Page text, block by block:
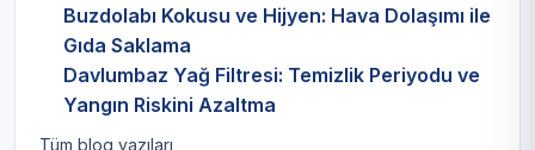
Buzdolabı Kokusu ve Hijyen: Hava Dolaşımı ile
Gıda Saklama
Davlumbaz Yağ Filtresi: Temizlik Periyodu ve
Yangın Riskini Azaltma
Tüm blog yazıları